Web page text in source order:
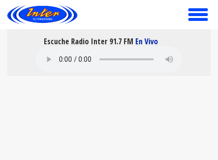
toggle
Escuche Radio Inter 91.7 FM En Vivo